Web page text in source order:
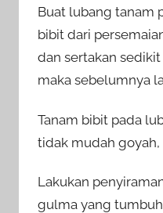
Buat lubang tanam
bibit dari
dan sertakan
maka sebelumnya
Tanam bibit pada
tidak mudah
Lakukan
gulma yang